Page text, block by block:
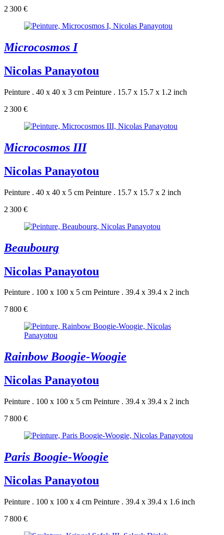
2 300 €
Microcosmos I
Nicolas Panayotou
Peinture . 40 x 40 x 3 cm Peinture . 15.7 x 15.7 x 1.2 inch
2 300 €
Microcosmos III
Nicolas Panayotou
Peinture . 40 x 40 x 5 cm Peinture . 15.7 x 15.7 x 2 inch
2 300 €
Beaubourg
Nicolas Panayotou
Peinture . 100 x 100 x 5 cm Peinture . 39.4 x 39.4 x 2 inch
7 800 €
Rainbow Boogie-Woogie
Nicolas Panayotou
Peinture . 100 x 100 x 5 cm Peinture . 39.4 x 39.4 x 2 inch
7 800 €
Paris Boogie-Woogie
Nicolas Panayotou
Peinture . 100 x 100 x 4 cm Peinture . 39.4 x 39.4 x 1.6 inch
7 800 €